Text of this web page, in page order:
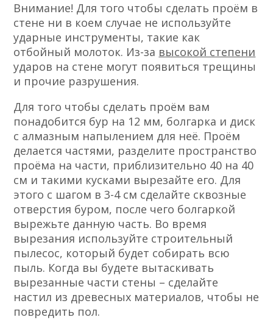
Внимание! Для того чтобы сделать проём в
стене ни в коем случае не используйте
ударные инструменты, такие как
отбойный молоток. Из-за высокой степени
ударов на стене могут появиться трещины
и прочие разрушения.
Для того чтобы сделать проём вам
понадобится бур на 12 мм, болгарка и диск
с алмазным напылением для неё. Проём
делается частями, разделите пространство
проёма на части, приблизительно 40 на 40
см и такими кусками вырезайте его. Для
этого с шагом в 3-4 см сделайте сквозные
отверстия буром, после чего болгаркой
вырежьте данную часть. Во время
вырезания используйте строительный
пылесос, который будет собирать всю
пыль. Когда вы будете вытаскивать
вырезанные части стены – сделайте
настил из древесных материалов, чтобы не
повредить пол.